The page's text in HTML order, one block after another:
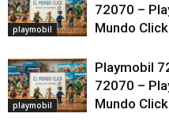
playmobil
72070 –
Mundo Click
playmobil
Playmobil
72070 –
Mundo Click